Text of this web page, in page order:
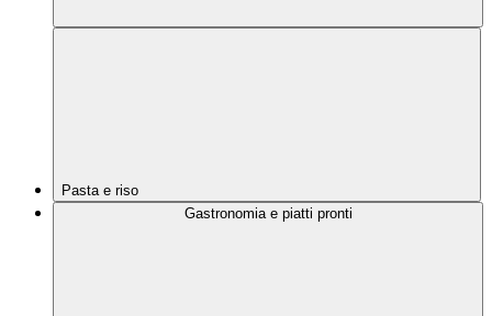
Pasta e riso
Gastronomia e piatti pronti